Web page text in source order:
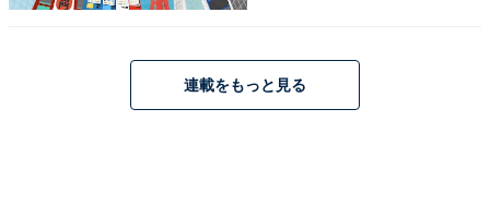
ください
あわせて読みたい
連載をもっと見る